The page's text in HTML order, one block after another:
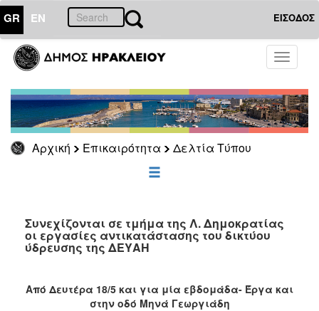
GR EN ΕΙΣΟΔΟΣ
Toggle
Αρχική Επικαιρότητα Δελτία Τύπου
ΕΠΙΚΑΙΡΟΤΗΤΑ
Τύπου
Αρχείο
ΕΠΙΣΚΕΠΤΗΣ
ΗΡΑΚΛΕΙΟ
Συνεχίζονται σε τμήμα της Λ. Δημοκρατίας
οι εργασίες αντικατάστασης του δικτύου
ύδρευσης της ΔΕΥΑΗ
Από Δευτέρα 18/5 και για μία εβδομάδα- Έργα και
στην οδό Μηνά Γεωργιάδη